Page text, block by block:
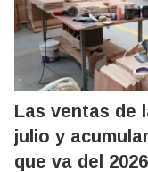
Las ventas de
julio y
que va del 2026